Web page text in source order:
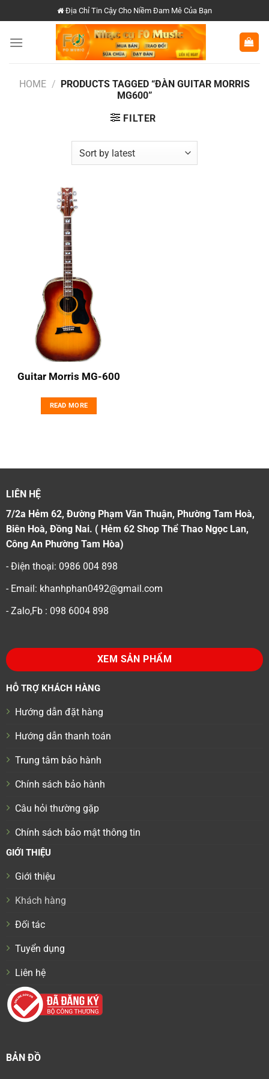
đến
nội
Địa Chỉ Tin Cậy Cho Niềm Đam Mê Của Bạn
HOME / PRODUCTS TAGGED “ĐÀN GUITAR MORRIS
MG600”
FILTER
Guitar Morris MG-600
READ MORE
LIÊN HỆ
7/2a Hẻm 62, Đường Phạm Văn Thuận, Phường Tam Hoà,
Biên Hoà, Đồng Nai. ( Hẻm 62 Shop Thể Thao Ngọc Lan,
Công An Phường Tam Hòa)
- Điện thoại: 0986 004 898
- Email: khanhphan0492@gmail.com
- Zalo,Fb : 098 6004 898
XEM SẢN PHẨM
HỖ TRỢ KHÁCH HÀNG
Hướng dẫn đặt hàng
Hướng dẫn thanh toán
Trung tâm bảo hành
Chính sách bảo hành
Câu hỏi thường gặp
Chính sách bảo mật thông tin
GIỚI THIỆU
Giới thiệu
Khách hàng
Đối tác
Tuyển dụng
Liên hệ
BẢN ĐỒ